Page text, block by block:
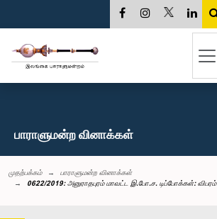
பாராளுமன்ற வினாக்கள்
முதற்பக்கம்
பாராளுமன்ற வினாக்கள்
0622/2019: அனுராதபுரம் மாவட்ட இ.போ.ச. டிப்போக்கள்: விபரம்